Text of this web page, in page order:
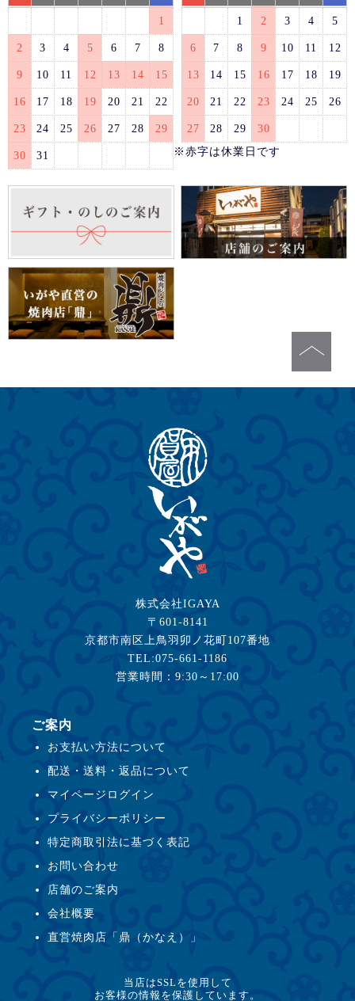
1
2 3 4 5 6 7 8
9 10 11 12 13 14 15
16 17 18 19 20 21 22
23 24 25 26 27 28 29
30 31
1 2 3 4 5
6 7 8 9 10 11 12
13 14 15 16 17 18 19
20 21 22 23 24 25 26
27 28 29
30
※赤字は休業日です
株式会社IGAYA
〒601-8141
京都市南区上鳥羽卯ノ花町107番地
TEL:075-661-1186
営業時間：9:30～17:00
ご案内
お支払い方法について
配送・送料・返品について
マイページログイン
プライバシーポリシー
特定商取引法に基づく表記
お問い合わせ
店舗のご案内
会社概要
直営焼肉店「鼎（かなえ）」
当店はSSLを使用して
お客様の情報を保護しています。